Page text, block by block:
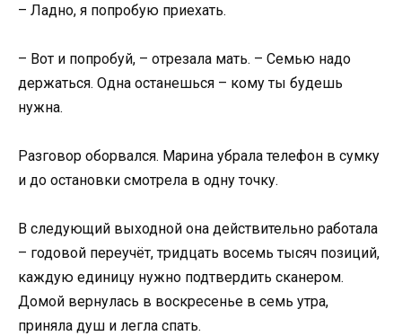
– Ладно, я попробую приехать.
– Вот и попробуй, – отрезала мать. – Семью надо
держаться. Одна останешься – кому ты будешь
нужна.
Разговор оборвался. Марина убрала телефон в сумку
и до остановки смотрела в одну точку.
В следующий выходной она действительно работала
– годовой переучёт, тридцать восемь тысяч позиций,
каждую единицу нужно подтвердить сканером.
Домой вернулась в воскресенье в семь утра,
приняла душ и легла спать.